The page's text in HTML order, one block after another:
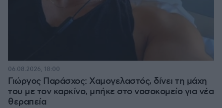
Γιώργος Παράσχος: Χαμογελαστός, δίνει τη μάχη
του με τον καρκίνο, μπήκε στο νοσοκομείο για νέα
θεραπεία
06.08.2026, 18:00